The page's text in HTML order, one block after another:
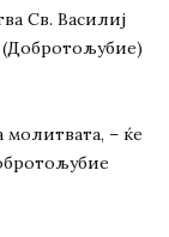
Св. Василиј
– ќе